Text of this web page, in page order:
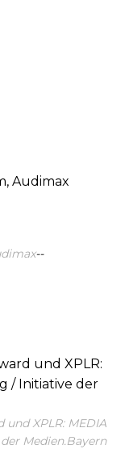
Audimax
--
und XPLR:
/ Initiative der
XPLR: MEDIA
Medien.Bayern